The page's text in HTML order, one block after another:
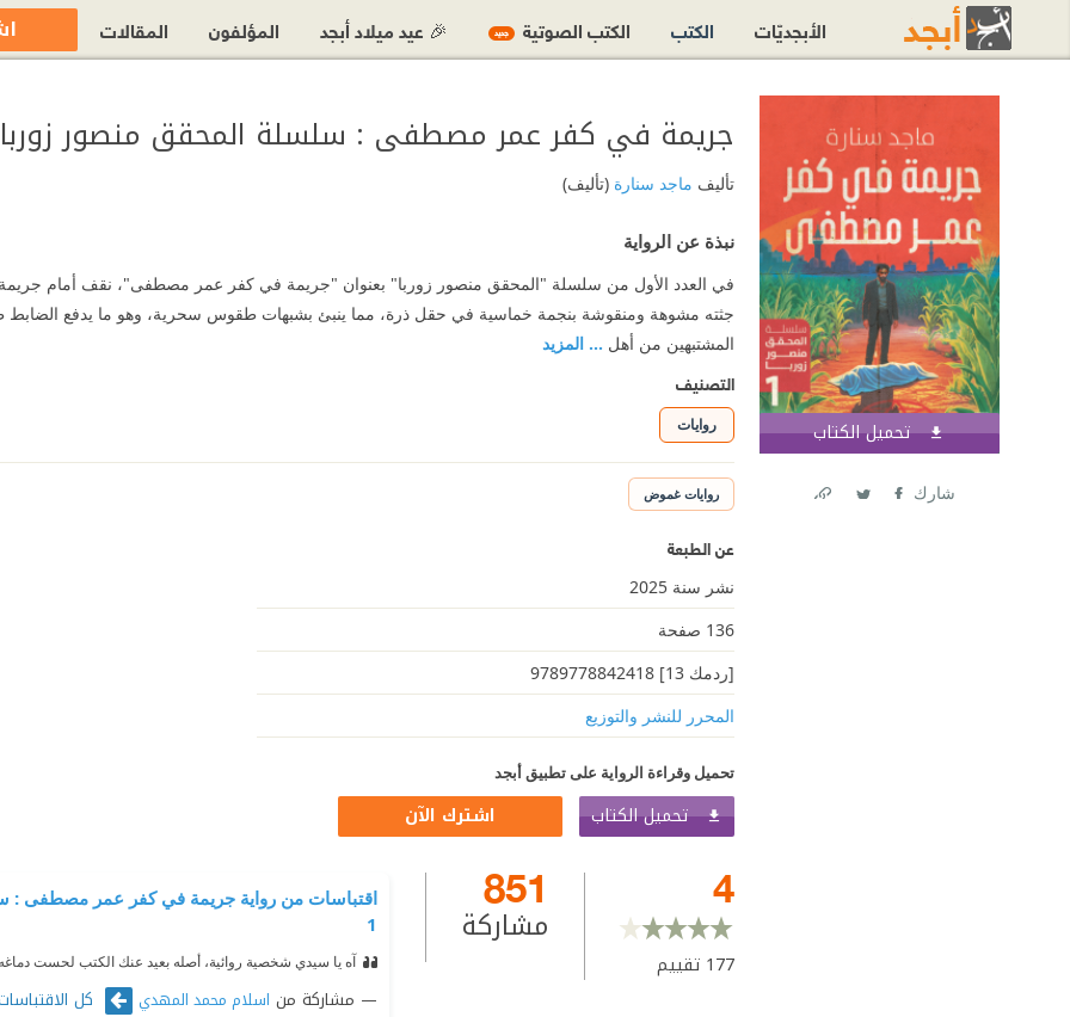
تحميل الكتاب اشترك الآن
شارك
جريمة في كفر عمر مصطفى : سلسلة المحقق منصور زوربا 1
تأليف ماجد سنارة(تأليف)
نبذة عن الرواية
في العدد الأول من سلسلة "المحقق منصور زوربا" بعنوان "جريمة في كفر عمر مصطفى"، نقف أمام
جثته مشوهة ومنقوشة بنجمة خماسية في حقل ذرة، مما ينبئ بشبهات طقوس سحرية، وهو ما يدفع الضابط
المشتبهين من أهل ... المزيد
التصنيف
روايات
روايات غموض
عن الطبعة
نشر سنة 2025
136 صفحة
[ردمك 13] 9789778842418
المحرر للنشر والتوزيع
تحميل وقراءة الرواية على تطبيق أبجد
تحميل الكتاب اشترك الآن
4
177 تقييم
851
مشاركة
اقتباسات من رواية جريمة في كفر عمر مصطفى :
1
آه يا سيدي شخصية روائية، أصله بعيد عنك الكتب لحست
مشاركة من اسلام محمد المهدي كل
الأبجديّات الكتب الكتب الصوتية جديد 🎉 عيد ميلاد أبجد المؤلفون المقالات